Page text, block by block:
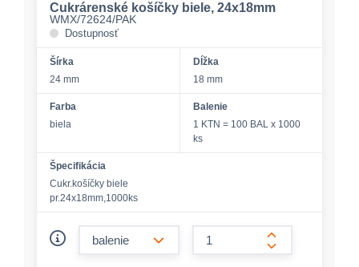
Cukrárenské košíčky biele, 24x18mm
WMX/72624/PAK
Dostupnosť
Šírka
24 mm
Dĺžka
18 mm
Farba
biela
Balenie
1 KTN = 100 BAL x 1000
ks
Špecifikácia
Cukr.košíčky biele
pr.24x18mm,1000ks
form.increase-